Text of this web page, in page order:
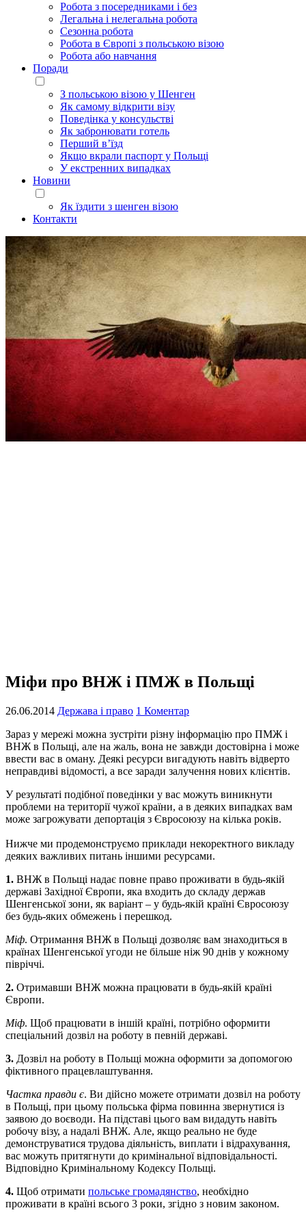
Робота з посередниками і без
Легальна і нелегальна робота
Сезонна робота
Робота в Європі з польською візою
Робота або навчання
Поради
З польською візою у Шенген
Як самому відкрити візу
Поведінка у консульстві
Як забронювати готель
Перший в’їзд
Якщо вкрали паспорт у Польщі
У екстренних випадках
Новини
Як їздити з шенген візою
Контакти
Міфи про ВНЖ і ПМЖ в Польщі
26.06.2014 Держава і право 1 Коментар
Зараз у мережі можна зустріти різну інформацію про ПМЖ і
ВНЖ в Польщі, але на жаль, вона не завжди достовірна і може
ввести вас в оману. Деякі ресурси вигадують навіть відверто
неправдиві відомості, а все заради залучення нових клієнтів.
У результаті подібної поведінки у вас можуть виникнути
проблеми на території чужої країни, а в деяких випадках вам
може загрожувати депортація з Євросоюзу на кілька років.
Нижче ми продемонструємо приклади некоректного викладу
деяких важливих питань іншими ресурсами.
1. ВНЖ в Польщі надає повне право проживати в будь-якій
державі Західної Європи, яка входить до складу держав
Шенгенської зони, як варіант – у будь-якій країні Євросоюзу
без будь-яких обмежень і перешкод.
Міф. Отримання ВНЖ в Польщі дозволяє вам знаходиться в
країнах Шенгенської угоди не більше ніж 90 днів у кожному
півріччі.
2. Отримавши ВНЖ можна працювати в будь-якій країні
Європи.
Міф. Щоб працювати в іншій країні, потрібно оформити
спеціальний дозвіл на роботу в певній державі.
3. Дозвіл на роботу в Польщі можна оформити за допомогою
фіктивного працевлаштування.
Частка правди є. Ви дійсно можете отримати дозвіл на роботу
в Польщі, при цьому польська фірма повинна звернутися із
заявою до воєводи. На підставі цього вам видадуть навіть
робочу візу, а надалі ВНЖ. Але, якщо реально не буде
демонструватися трудова діяльність, виплати і відрахування,
вас можуть притягнути до кримінальної відповідальності.
Відповідно Кримінальному Кодексу Польщі.
4. Щоб отримати польське громадянство, необхідно
проживати в країні всього 3 роки, згідно з новим законом.